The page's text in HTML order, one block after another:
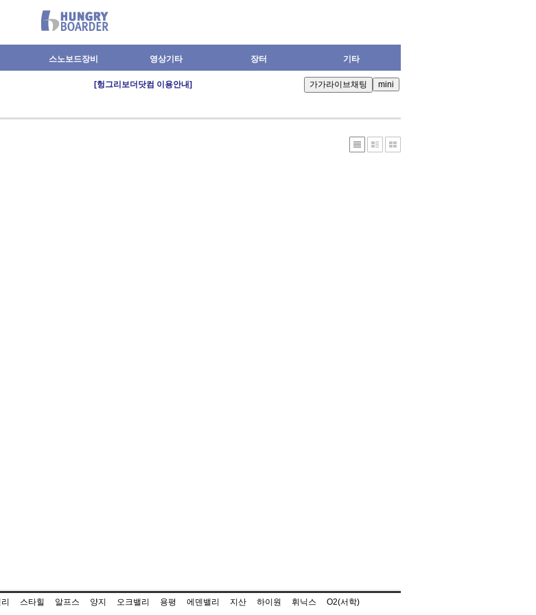
스노보드장비 영상기타 장터 기타
[헝그리보더닷컴 이용안내]
스타힐 알프스 양지 오크밸리 용평 에덴밸리 지산 하이원 휘닉스 O2(서학)